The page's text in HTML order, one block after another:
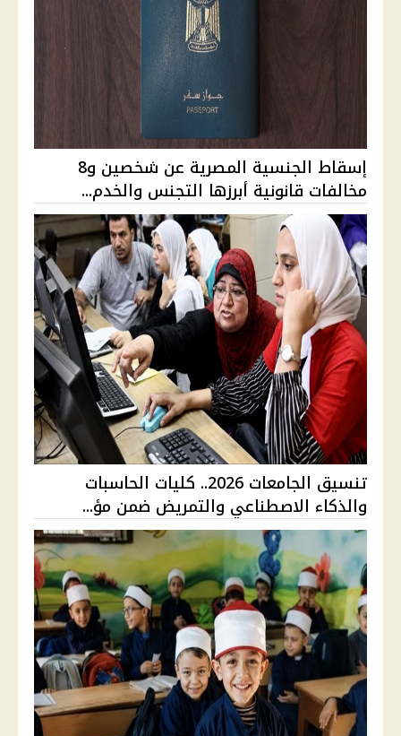
إسقاط الجنسية المصرية عن شخصين و8
مخالفات قانونية أبرزها التجنس والخدم...
تنسيق الجامعات 2026.. كليات الحاسبات
والذكاء الاصطناعي والتمريض ضمن مؤ...